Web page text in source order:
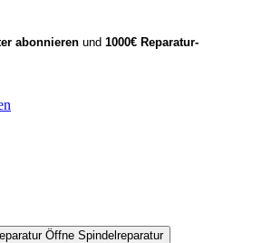
abonnieren und 1000€ Reparatur-
Öffne Spindelreparatur